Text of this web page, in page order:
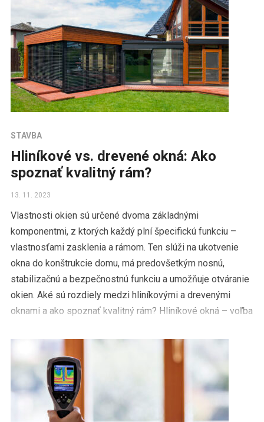
STAVBA
Hliníkové vs. drevené okná: Ako
spoznať kvalitný rám?
13. 11. 2023
Vlastnosti okien sú určené dvoma základnými
komponentmi, z ktorých každý plní špecifickú funkciu –
vlastnosťami zasklenia a rámom. Ten slúži na ukotvenie
okna do konštrukcie domu, má predovšetkým nosnú,
stabilizačnú a bezpečnostnú funkciu a umožňuje otváranie
okien. Aké sú rozdiely medzi hliníkovými a drevenými
oknami a ako spoznať kvalitný rám? Hliníkové okná – voľba